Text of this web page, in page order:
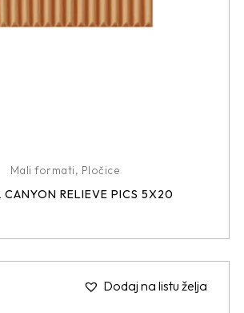
Mali formati, Pločice
CANYON RELIEVE PICS 5X20
Dodaj na listu želja